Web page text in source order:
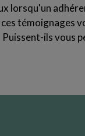
lorsqu'un
ces témoignages
Puissent-ils vous